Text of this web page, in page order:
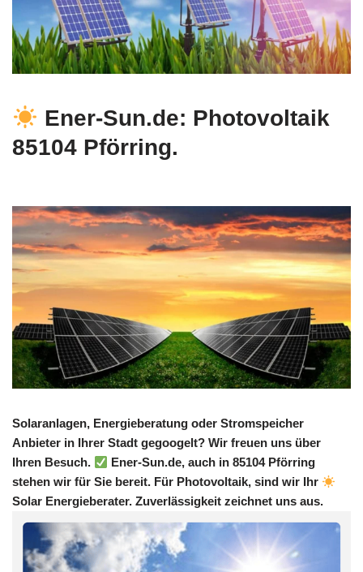
Ener-Sun.de: Photovoltaik
85104 Pförring.
Solaranlagen, Energieberatung oder Stromspeicher
Anbieter in Ihrer Stadt gegoogelt? Wir freuen uns über
Ihren Besuch.
Ener-Sun.de, auch in 85104 Pförring
stehen wir für Sie bereit. Für Photovoltaik, sind wir Ihr
Solar Energieberater. Zuverlässigkeit zeichnet uns aus.